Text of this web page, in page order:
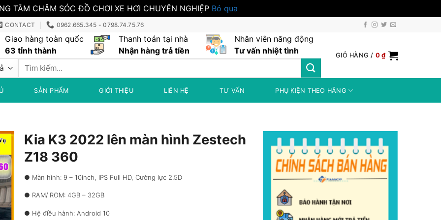
TÂM CHĂM SÓC ĐỒ CHƠI XE HƠI CHUYÊN NGHIỆP Bỏ qua
CONTACT 0962.665.345 - 0798.74.75.76
Giao hàng toàn quốc
63 tỉnh thành
Thanh toán tại nhà
Nhận hàng trả tiền
Nhân viên năng động
Tư vấn nhiệt tình
Tìm
GIỎ HÀNG / 0₫
SẢN PHẨM GIỚI THIỆU LIÊN HỆ TƯ VẤN PHỤ KIỆN THEO HÃNG
Kia K3 2022 lên màn hình Zestech
Z18 360
● Màn hình: 9 – 10inch, IPS Full HD, Cường lực 2.5D
● RAM/ ROM: 4GB – 32GB
● Hệ điều hành: Android 10